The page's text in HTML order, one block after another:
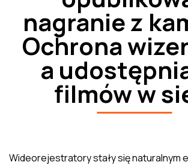
nagranie z
Ochrona
a
filmów w
Wideorejestratory stały się naturalnym